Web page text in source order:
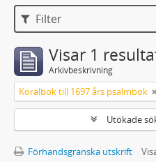
Filter
Visar 1
Arkivbeskrivning
Koralbok till 1697 års psalmbok
Utökade
Förhandsgranska utskrift